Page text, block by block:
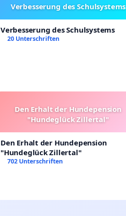
Verbesserung des Schulsystems
Verbesserung des Schulsystems
20 Unterschriften
Den Erhalt der Hundepension
"Hundeglück Zillertal"
Den Erhalt der Hundepension
"Hundeglück Zillertal"
702 Unterschriften